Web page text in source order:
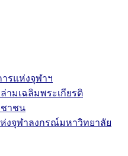
รแห่งจุฬาฯ
ามเฉลิมพระเกียรติ
ชาชน
งจุฬาลงกรณ์มหาวิทยาลัย